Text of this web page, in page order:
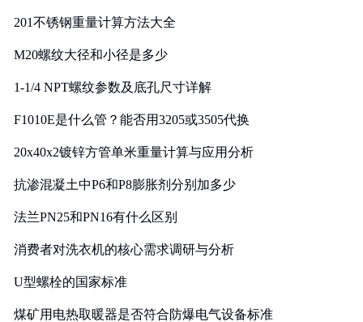
201不锈钢重量计算方法大全
M20螺纹大径和小径是多少
1-1/4 NPT螺纹参数及底孔尺寸详解
F1010E是什么管？能否用3205或3505代换
20x40x2镀锌方管单米重量计算与应用分析
抗渗混凝土中P6和P8膨胀剂分别加多少
法兰PN25和PN16有什么区别
消费者对洗衣机的核心需求调研与分析
U型螺栓的国家标准
煤矿用电热取暖器是否符合防爆电气设备标准